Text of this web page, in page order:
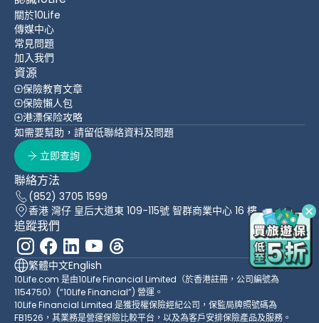
關於10Life
傳媒中心
常見問題
加入我們
資源
保險教育文章
保險懶人包
港漂保险攻略
如需要幫助，請留低聯絡資料及問題
立即查詢
聯絡方法
(852) 3705 1599
香港 灣仔 皇后大道東 109-115號 智群商業中心 16 樓
追蹤我們
繁體中文English
10Life.com 是由10Life Financial Limited（於香港註冊，公司編號為
1154750）(“10Life Financial”) 營運。
10Life Financial Limited 是獲授權保險經紀公司，保監局牌照號碼為
FB1526，其業務是營運保險比較平台，以及為客戶安排保險產品及服務。